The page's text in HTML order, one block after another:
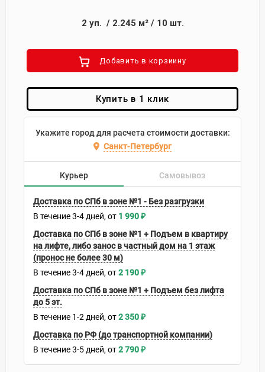
2 уп. / 2.245 м²/ 10 шт.
Добавить в корзиину
Купить в 1 клик
Укажите город для расчета стоимости доставки:
Санкт-Петербург
Курьер Самовывоз
Доставка по СПб в зоне №1 - Без разгрузки
В течение3-4 дней 1 990₽
Доставка по СПб в зоне №1 + Подъем в квартиру
на лифте, либо занос в частный дом на 1 этаж
(пронос не более 30 м)
В течение3-4 дней 2 190₽
Доставка по СПб в зоне №1 + Подъем без лифта
до 5 эт.
В течение 1-2 дней 2 350₽
Доставка по РФ (до транспортной компании)
В течение3-5 дней 2 790₽